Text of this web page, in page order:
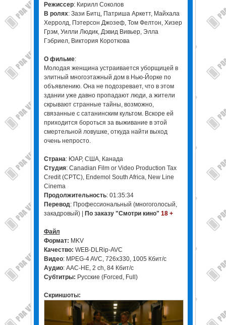
Режиссер: Кирилл Соколов
В ролях: Зази Битц, Патриша Аркетт, Майхала
Херролд, Пэтерсон Джозеф, Том Фелтон, Хизер
Грэм, Уилли Людик, Дэвид Вивьер, Элла
Гэбриел, Виктория Короткова
О фильме:
Молодая женщина устраивается уборщицей в
элитный многоэтажный дом в Нью-Йорке по
объявлению. Она не подозревает, что в этом
здании уже давно пропадают люди, а жители
скрывают странные тайны, возможно,
связанные с сатанинским культом. Вскоре ей
приходится бороться за выживание в этой
смертельной ловушке, откуда найти выход
очень непросто.
Страна: ЮАР, США, Канада
Студия: Canadian Film or Video Production Tax
Credit (CPTC), Endemol South Africa, New Line
Cinema
Продолжительность: 01:35:34
Перевод: Профессиональный (многоголосый,
закадровый) | По заказу "Смотри кино" 18 +
Файл
Формат: MKV
Качество: WEB-DLRip-AVC
Видео: MPEG-4 AVC, 726x330, 1005 Кбит/с
Аудио: AAC-HE, 2 ch, 84 Кбит/с
Субтитры: Русские (Forced, Full)
Скриншоты: